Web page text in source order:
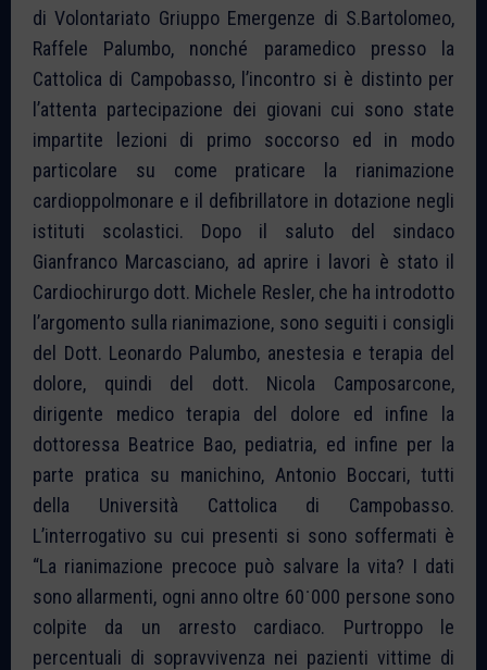
di Volontariato Griuppo Emergenze di S.Bartolomeo,
Raffele Palumbo, nonché paramedico presso la
Cattolica di Campobasso, l’incontro si è distinto per
l’attenta partecipazione dei giovani cui sono state
impartite lezioni di primo soccorso ed in modo
particolare su come praticare la rianimazione
cardioppolmonare e il defibrillatore in dotazione negli
istituti scolastici. Dopo il saluto del sindaco
Gianfranco Marcasciano, ad aprire i lavori è stato il
Cardiochirurgo dott. Michele Resler, che ha introdotto
l’argomento sulla rianimazione, sono seguiti i consigli
del Dott. Leonardo Palumbo, anestesia e terapia del
dolore, quindi del dott. Nicola Camposarcone,
dirigente medico terapia del dolore ed infine la
dottoressa Beatrice Bao, pediatria, ed infine per la
parte pratica su manichino, Antonio Boccari, tutti
della Università Cattolica di Campobasso.
L’interrogativo su cui presenti si sono soffermati è
“La rianimazione precoce può salvare la vita? I dati
sono allarmenti, ogni anno oltre 60˙000 persone sono
colpite da un arresto cardiaco. Purtroppo le
percentuali di sopravvivenza nei pazienti vittime di